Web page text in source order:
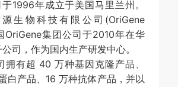
1996年成立于美国马里兰州。
生物科技有限公司(OriGene
OriGene集团公司于2010年在华
司，作为国内生产研发中心。
拥有超 40 万种基因克隆产品、
白产品、16 万种抗体产品，并以